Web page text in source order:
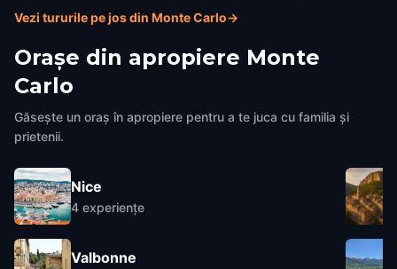
Vezi tururile pe jos din Monte Carlo→
Orașe din apropiere Monte
Carlo
Găsește un oraș în apropiere pentru a te juca cu familia și
prietenii.
Nice
4 experiențe
Valbonne